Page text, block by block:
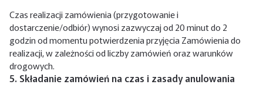
Czas realizacji zamówienia (przygotowanie i
dostarczenie/odbiór) wynosi zazwyczaj od 20 minut do 2
godzin od momentu potwierdzenia przyjęcia Zamówienia do
realizacji, w zależności od liczby zamówień oraz warunków
drogowych.
5. Składanie zamówień na czas i zasady anulowania